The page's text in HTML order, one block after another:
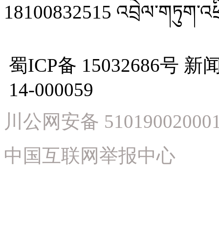
18100832515
蜀ICP备 15032686号 新
14-000059
川公网安备
中国互联网举报中心